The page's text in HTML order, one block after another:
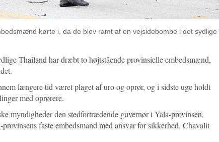
kørte i, da de blev ramt af en vejsidebombe i det sydlige
Thailand har dræbt to højtstående provinsielle embedsmænd,
længere tid været plaget af uro og oprør, og i sidste uge holdt
med oprørere.
myndigheder den stedfortrædende guvernør i Yala-provinsen,
faste embedsmand med ansvar for sikkerhed, Chavalit